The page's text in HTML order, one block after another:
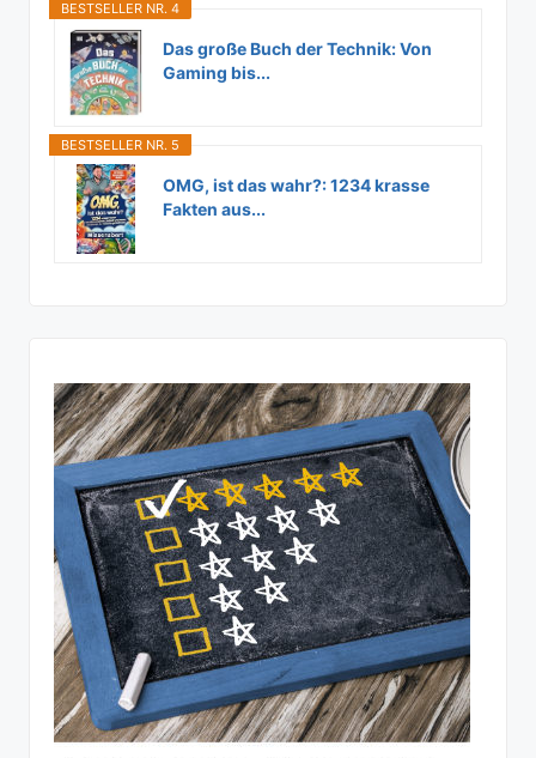
BESTSELLER NR. 4
Das große Buch der Technik: Von
Gaming bis...
BESTSELLER NR. 5
OMG, ist das wahr?: 1234 krasse
Fakten aus...